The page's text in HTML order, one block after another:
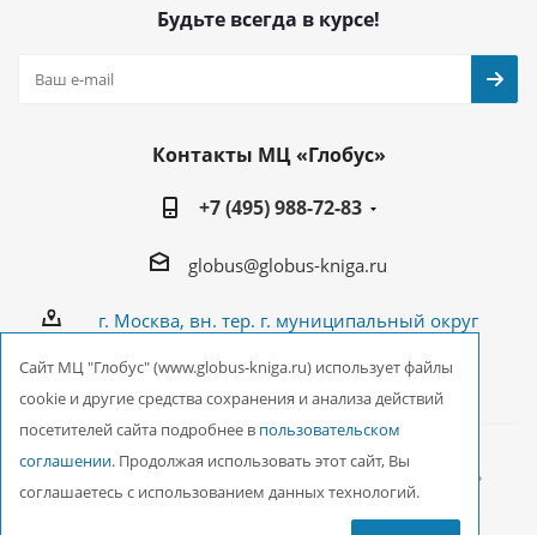
Будьте всегда в курсе!
Контакты МЦ «Глобус»
+7 (495) 988-72-83
globus@globus-kniga.ru
г. Москва, вн. тер. г. муниципальный округ
2026 © ООО Межрегиональный Центр «Глобус»
Cайт МЦ "Глобус" (www.globus-kniga.ru) использует файлы
cookie и другие средства сохранения и анализа действий
посетителей сайта подробнее в пользовательском
соглашении. Продолжая использовать этот сайт, Вы
соглашаетесь с использованием данных технологий.